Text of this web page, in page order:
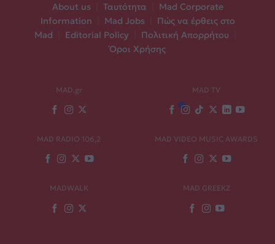
About us Ταυτότητα
Mad Corporate
Information
Mad Jobs
Πώς να έρθεις στο
Mad
Editorial Policy Πολιτική Απορρήτου
Όροι Χρήσης
MAD.gr MAD TV
MAD RADIO 106,2 MAD VIDEO MUSIC AWARDS
MADWALK MAD GREEKZ